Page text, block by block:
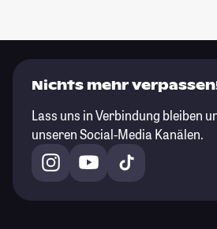
Nichts mehr
Lass uns in Verbindung bleiben
unseren Social-Media Kanälen.